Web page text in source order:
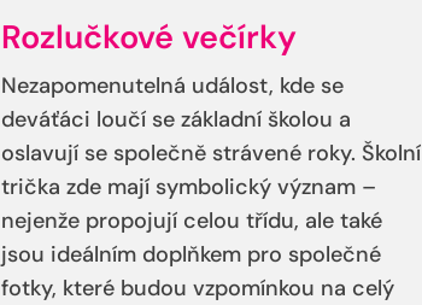
Rozlučkové večírky
Nezapomenutelná událost, kde se
deváťáci loučí se základní školou a
oslavují se společně strávené roky. Školní
trička zde mají symbolický význam –
nejenže propojují celou třídu, ale také
jsou ideálním doplňkem pro společné
fotky, které budou vzpomínkou na celý